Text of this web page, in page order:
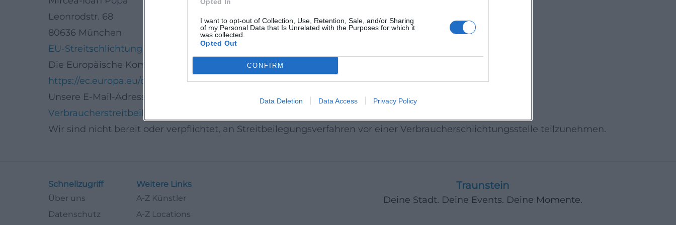
I want to opt-out of Collection, Use, Retention, Sale, and/or Sharing
of my Personal Data that Is Unrelated with the Purposes for which it
was collected.
Opted Out
CONFIRM
Data Deletion Data Access Privacy Policy
Leonrodstr. 68
80636 München
EU-Streitschlichtung
Die Europäische Kommission stellt eine Plattform zur Online-Streitbeilegung (OS) bereit:{" "}
https://ec.europa.eu/consumers/odr/.
Unsere E-Mail-Adresse finden Sie oben im Impressum.
Verbraucher­streit­beilegung/Universal­schlichtungs­stelle
Wir sind nicht bereit oder verpflichtet, an Streitbeilegungsverfahren vor einer Verbraucherschlichtungsstelle teilzunehmen.
Schnellzugriff
Über uns
Datenschutz
Weitere Links
A-Z Künstler
A-Z Locations
Traunstein
Deine Stadt. Deine Events. Deine Momente.